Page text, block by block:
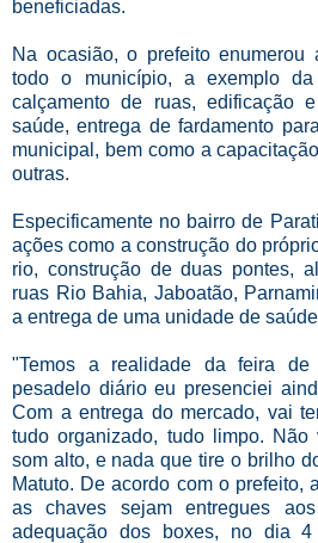
beneficiadas.
Na ocasião, o prefeito enumerou
todo o município, a exemplo
calçamento de ruas, edificação
saúde, entrega de fardamento
municipal, bem como a
outras.
Especificamente no bairro de
ações como a construção do
rio, construção de duas pontes,
ruas Rio Bahia, Jaboatão,
a entrega de uma unidade de
"Temos a realidade da feira de
pesadelo diário eu presenciei
Com a entrega do mercado, vai
tudo organizado, tudo limpo. Não
som alto, e nada que tire o brilho
Matuto. De acordo com o prefeito,
as chaves sejam entregues
adequação dos boxes, no dia